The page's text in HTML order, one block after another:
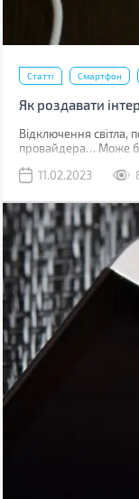
Статті Смартфон
Як роздавати
Відключення світла,
провайдера… Може
мобільна мережа,
11.02.2023